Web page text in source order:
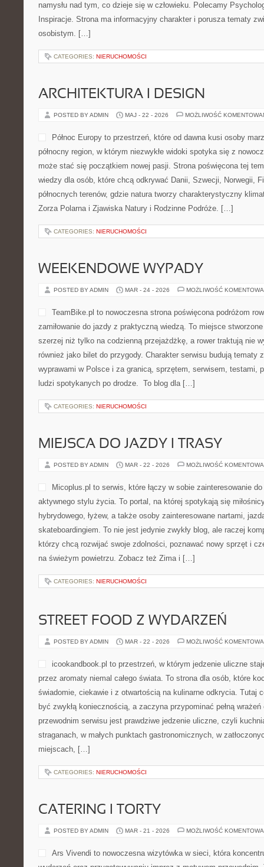
namysłu nad tym, co dzieje się w człowieku. Polecamy
Inspiracje. Strona ma informacyjny charakter i porusza tematy
osobistym. […]
CATEGORIES: NIERUCHOMOŚCI
ARCHITEKTURA I DESIGN
POSTED BY ADMIN MAJ - 22 - 2026 MOŻLIWOŚĆ
Północ Europy to przestrzeń, które od dawna kusi osoby
północny region, w którym niezwykłe widoki spotyka się z
może stać się początkiem nowej pasji. Strona poświęcona tej
wiedzy dla osób, które chcą odkrywać Danii, Szwecji, Norwegii,
północnych terenów, gdzie natura tworzy charakterystyczny
Zorza Polarna i Zjawiska Natury i Rodzinne Podróże. […]
CATEGORIES: NIERUCHOMOŚCI
WEEKENDOWE WYPADY
POSTED BY ADMIN MAR - 24 - 2026 MOŻLIWOŚĆ
TeamBike.pl to nowoczesna strona poświęcona podróżom
zamiłowanie do jazdy z praktyczną wiedzą. To miejsce
szerzej niż tylko na codzienną przejażdżkę, a rower traktują nie
również jako bilet do przygody. Charakter serwisu budują tematy
wyprawami w Polsce i za granicą, sprzętem, serwisem, testami,
ludzi spotykanych po drodze. To blog dla […]
CATEGORIES: NIERUCHOMOŚCI
MIEJSCA DO JAZDY I TRASY
POSTED BY ADMIN MAR - 22 - 2026 MOŻLIWOŚĆ
Micoplus.pl to serwis, które łączy w sobie zainteresowanie
aktywnego stylu życia. To portal, na której spotykają się
hybrydowego, łyżew, a także osoby zainteresowane nartami,
skateboardingiem. To nie jest jedynie zwykły blog, ale raczej
którzy chcą rozwijać swoje zdolności, poznawać nowy sprzęt i
na świeżym powietrzu. Zobacz też Zima i […]
CATEGORIES: NIERUCHOMOŚCI
STREET FOOD Z WYDARZEŃ
POSTED BY ADMIN MAR - 22 - 2026 MOŻLIWOŚĆ
icookandbook.pl to przestrzeń, w którym jedzenie uliczne
przez aromaty niemal całego świata. To strona dla osób, które
świadomie, ciekawie i z otwartością na kulinarne odkrycia. Tutaj
być zwykłą koniecznością, a zaczyna przypominać pełną
przewodnim serwisu jest prawdziwe jedzenie uliczne, czyli
straganach, w małych punktach gastronomicznych, w
miejscach, […]
CATEGORIES: NIERUCHOMOŚCI
CATERING I TORTY
POSTED BY ADMIN MAR - 21 - 2026 MOŻLIWOŚĆ
Ars Vivendi to nowoczesna wizytówka w sieci, która